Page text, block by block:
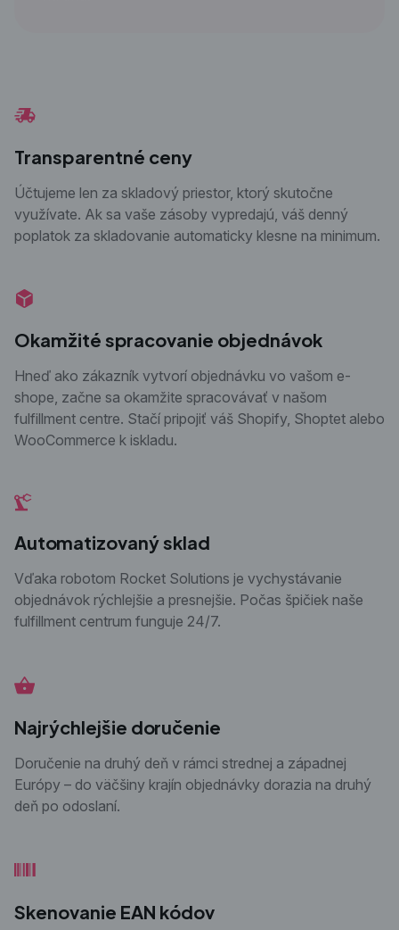
Transparentné ceny
Účtujeme len za skladový priestor, ktorý skutočne
využívate. Ak sa vaše zásoby vypredajú, váš denný
poplatok za skladovanie automaticky klesne na minimum.
Okamžité spracovanie objednávok
Hneď ako zákazník vytvorí objednávku vo vašom e-
shope, začne sa okamžite spracovávať v našom
fulfillment centre. Stačí pripojiť váš Shopify, Shoptet alebo
WooCommerce k iskladu.
Automatizovaný sklad
Vďaka robotom Rocket Solutions je vychystávanie
objednávok rýchlejšie a presnejšie. Počas špičiek naše
fulfillment centrum funguje 24/7.
Najrýchlejšie doručenie
Doručenie na druhý deň v rámci strednej a západnej
Európy – do väčšiny krajín objednávky dorazia na druhý
deň po odoslaní.
Skenovanie EAN kódov